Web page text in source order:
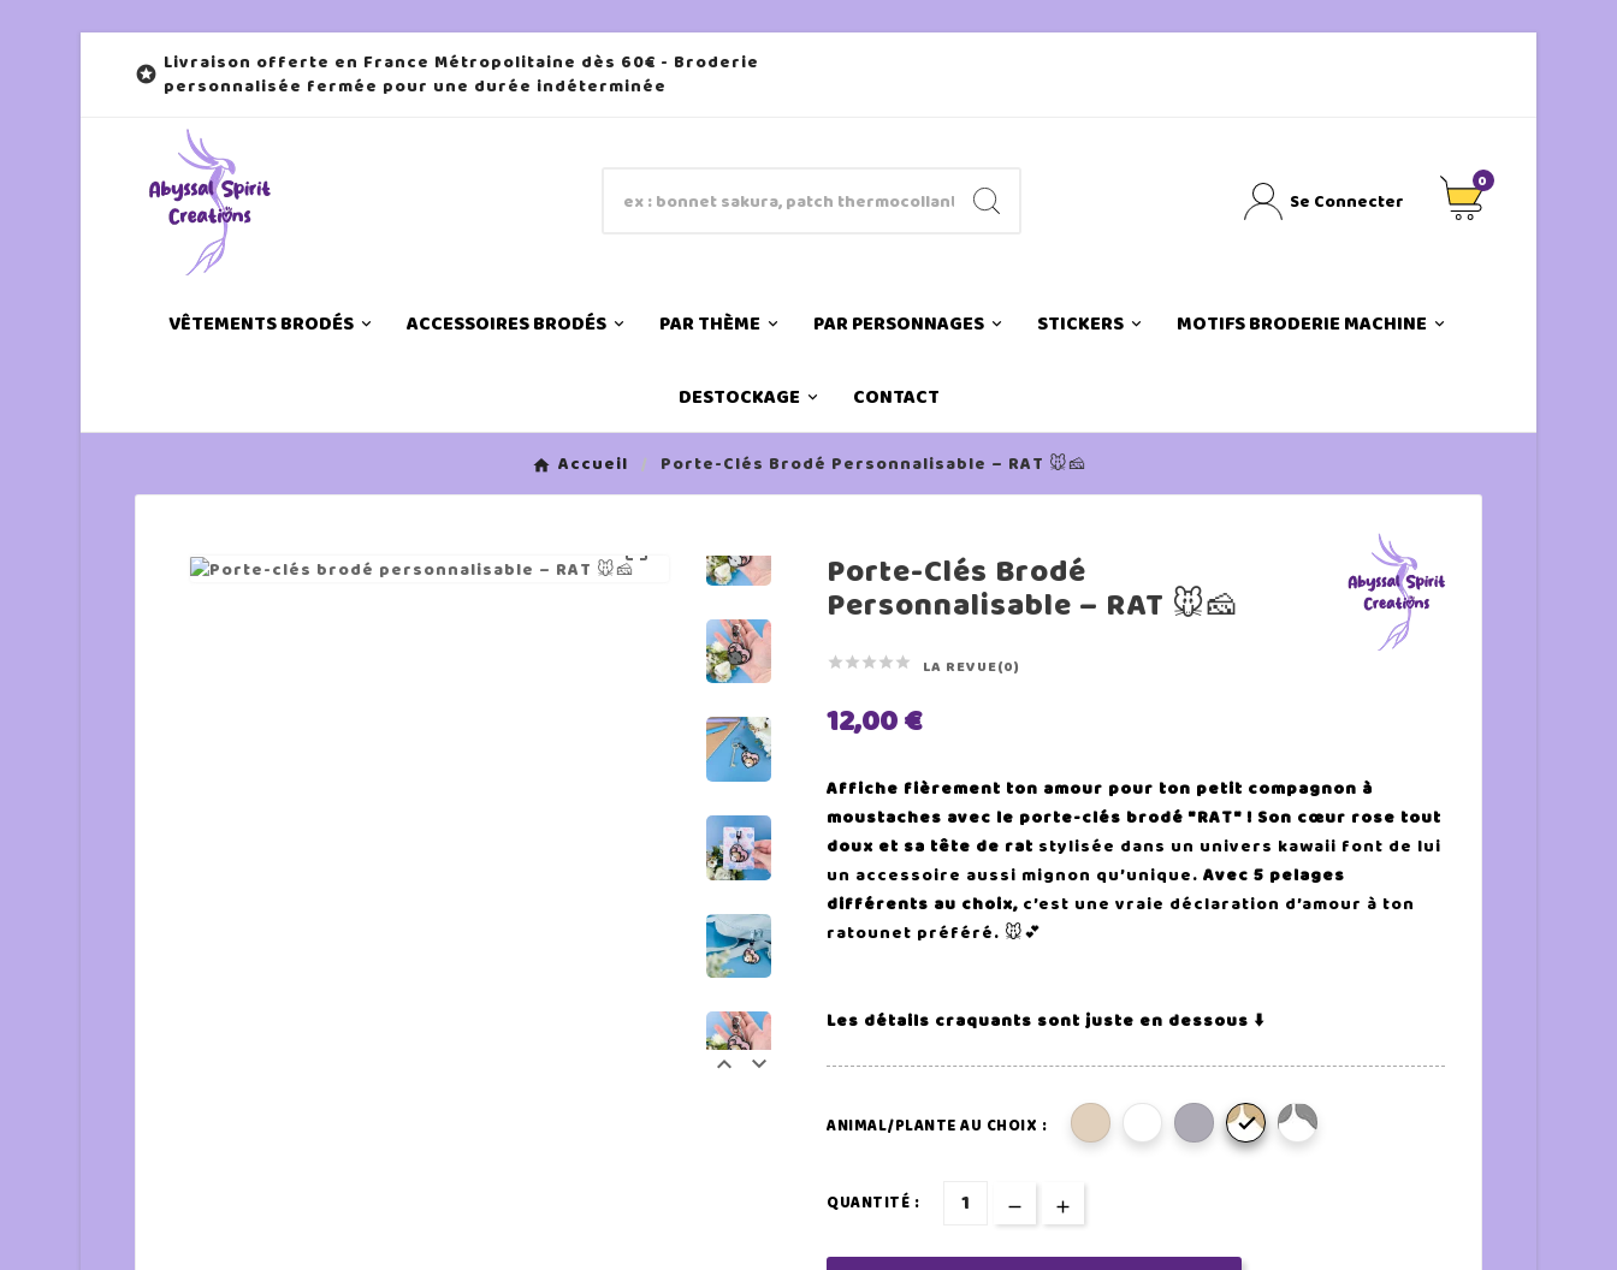
 Livraison offerte en France Métropolitaine dès 60€ - Broderie
personnalisée fermée pour une durée indéterminée
Se Connecter
0
VÊTEMENTS BRODÉS ACCESSOIRES BRODÉS PAR THÈME PAR PERSONNAGES STICKERS MOTIFS BRODERIE MACHINE
DESTOCKAGE CONTACT
Accueil Porte-Clés Brodé Personnalisable – RAT 🐭🧀

 
Porte-Clés Brodé
Personnalisable – RAT 🐭🧀
     LA REVUE(0)
12,00 €
Affiche fièrement ton amour pour ton petit compagnon à
moustaches avec le porte-clés brodé "RAT" ! Son cœur rose tout
doux et sa tête de rat stylisée dans un univers kawaii font de lui
un accessoire aussi mignon qu’unique. Avec 5 pelages
différents au choix, c’est une vraie déclaration d’amour à ton
ratounet préféré. 🐭💕
Les détails craquants sont juste en dessous ⬇️
ANIMAL/PLANTE AU CHOIX : 
QUANTITÉ :